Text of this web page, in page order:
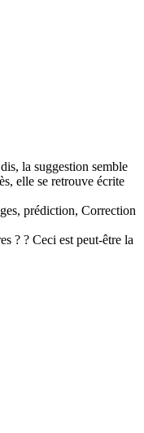
la suggestion semble
elle se retrouve écrite
prédiction, Correction
? ? Ceci est peut-être la